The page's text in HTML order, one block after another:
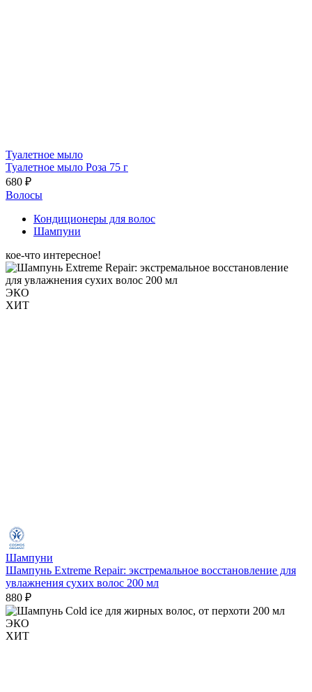
Туалетное мыло
Туалетное мыло Роза 75 г
680 ₽
Волосы
Кондиционеры для волос
Шампуни
кое-что интересное!
ЭКО
ХИТ
Шампуни
Шампунь Extreme Repair: экстремальное восстановление для
увлажнения сухих волос 200 мл
880 ₽
ЭКО
ХИТ